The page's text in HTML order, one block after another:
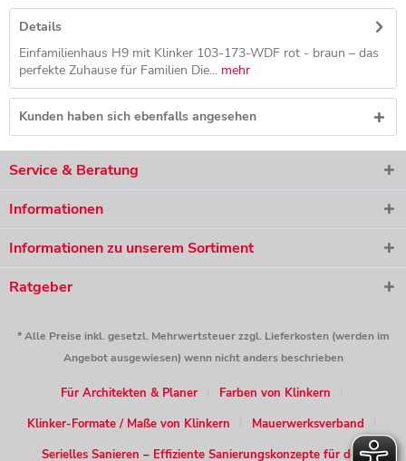
Details
Einfamilienhaus H9 mit Klinker 103-173-WDF rot - braun – das
perfekte Zuhause für Familien Die... mehr
Kunden haben sich ebenfalls angesehen
Service & Beratung
Informationen
Informationen zu unserem Sortiment
Ratgeber
* Alle Preise inkl. gesetzl. Mehrwertsteuer zzgl. Lieferkosten (werden im
Angebot ausgewiesen) wenn nicht anders beschrieben
Für Architekten & Planer
Farben von Klinkern
Klinker-Formate / Maße von Klinkern
Mauerwerksverband
Serielles Sanieren – Effiziente Sanierungskonzepte für den